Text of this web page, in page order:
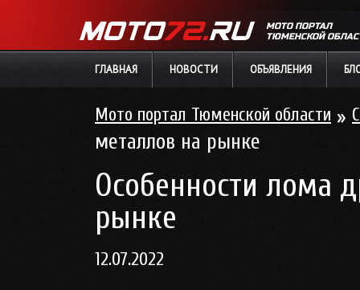
МОТО ПОРТАЛ
ТЮМЕНСКОЙ
ГЛАВНАЯ НОВОСТИ ОБЪЯВЛЕНИЯ
Мото портал Тюменской области »
металлов на рынке
Особенности лома
рынке
12.07.2022